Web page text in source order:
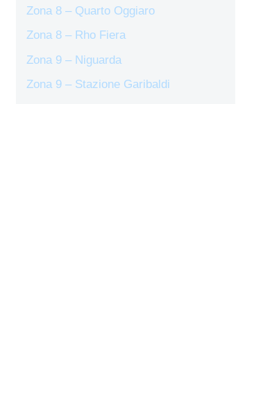
Zona 8 – Quarto Oggiaro
Zona 8 – Rho Fiera
Zona 9 – Niguarda
Zona 9 – Stazione Garibaldi